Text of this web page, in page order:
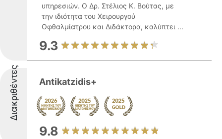
υπηρεσιών. Ο Δρ. Στέλιος Κ. Βούτας, με
την ιδιότητα του Χειρουργού
Οφθαλμίατρου και Διδάκτορα, καλύπτει ...
9.3
Διακριθέντες Antikatzidis+
9.8